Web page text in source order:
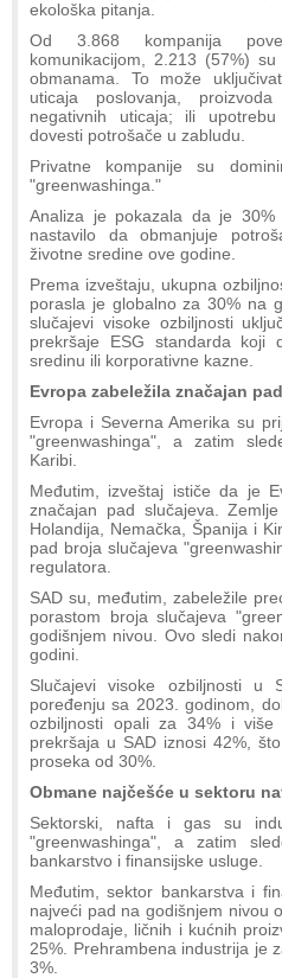
ekološka pitanja.
Od 3.868 kompanija
komunikacijom, 2.213 (57%)
obmanama. To može
uticaja poslovanja,
negativnih uticaja; ili
dovesti potrošače u zabludu.
Privatne kompanije su
"greenwashinga."
Analiza je pokazala da je 30%
nastavilo da obmanjuje
životne sredine ove godine.
Prema izveštaju, ukupna
porasla je globalno za 30% na
slučajevi visoke ozbiljnosti
prekršaje ESG standarda koji
sredinu ili korporativne kazne.
Evropa zabeležila značajan
Evropa i Severna Amerika su
"greenwashinga", a zatim
Karibi.
Međutim, izveštaj ističe da je
značajan pad slučajeva.
Holandija, Nemačka, Španija i
pad broja slučajeva
regulatora.
SAD su, međutim, zabeležile
porastom broja slučajeva
godišnjem nivou. Ovo sledi
godini.
Slučajevi visoke ozbiljnosti
poređenju sa 2023. godinom,
ozbiljnosti opali za 34% i više
prekršaja u SAD iznosi 42%,
proseka od 30%.
Obmane najčešće u sektoru
Sektorski, nafta i gas su
"greenwashinga", a zatim
bankarstvo i finansijske usluge.
Međutim, sektor bankarstva i
najveći pad na godišnjem nivou
maloprodaje, ličnih i kućnih
25%. Prehrambena industrija je
3%.